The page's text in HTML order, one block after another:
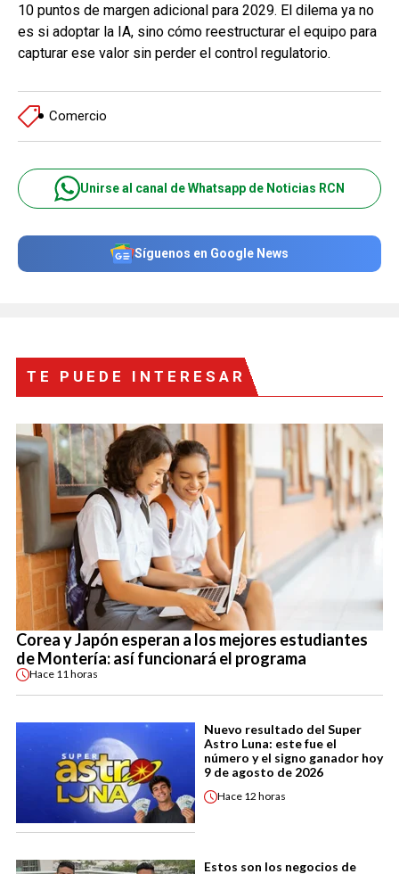
10 puntos de margen adicional para 2029. El dilema ya no
es si adoptar la IA, sino cómo reestructurar el equipo para
capturar ese valor sin perder el control regulatorio.
Comercio
Unirse al canal de Whatsapp de Noticias RCN
Síguenos en Google News
TE PUEDE INTERESAR
Corea y Japón esperan a los mejores estudiantes
de Montería: así funcionará el programa
Hace 11 horas
Nuevo resultado del Super
Astro Luna: este fue el
número y el signo ganador hoy
9 de agosto de 2026
Hace 12 horas
Estos son los negocios de